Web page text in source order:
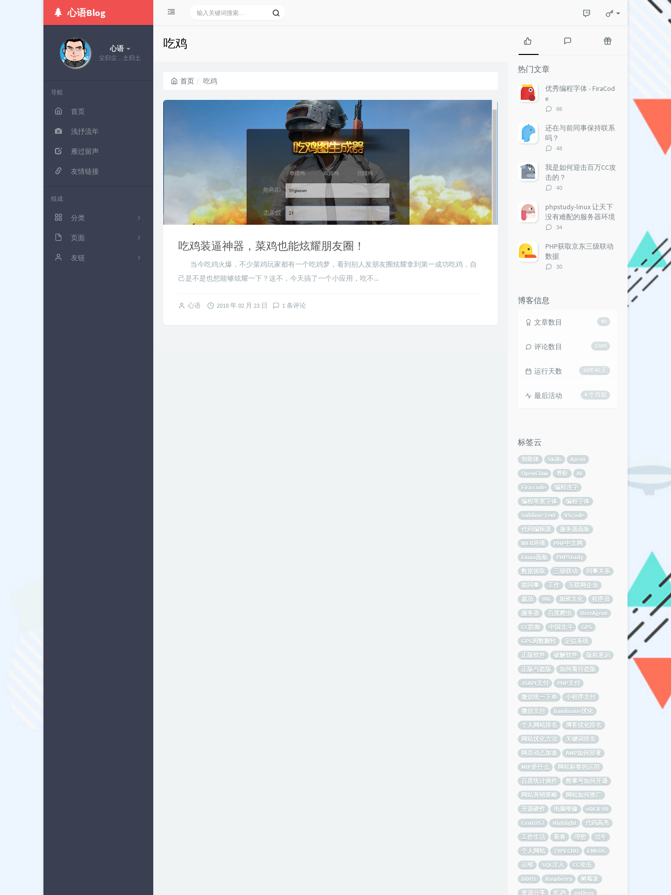
心语Blog
心语
尘归尘，土归土
导航
首页
浅抒流年
雁过留声
友情链接
组成
分类
20
杂七杂八
3
Linux
页面
浅抒流年
友链
吃鸡
首页 吃鸡
吃鸡装逼神器，菜鸡也能炫耀朋友圈！
当今吃鸡火爆，不少菜鸡玩家都有一个吃鸡梦，看到别人发朋友圈炫耀拿到第一成功吃鸡，自
己是不是也想能够炫耀一下？这不，今天搞了一个小应用，吃不...
心语 2018 年 02 月 23 日 1 条评论
热
门
文
章
论
章
热门文章
优秀编程字体 - FiraCod
e
评
数：
66
还在与前同事保持联系
吗？
评
数：
48
我是如何迎击百万CC攻
击的？
评
数：
40
phpstudy-linux 让天下
没有难配的服务器环境
评
数：
34
PHP获取京东三级联动
数据
评
30
博客信息
40
文章数目
1309
评论数目
10年45天
运行天数
4 个月前
最后活动
标签云
智能体 Skills
Agent
OpenClaw
养虾
AI
Fira code
编程连字
编程等宽字体
编程字体
Sublime Text
VScode
代码编辑器
服务器面板
WEB环境
PHP中文网
Linux面板
PHPStudy
数据抓取
三级联动
同事关系
前同事
工作
互联网企业
裁员
996 加班文化
程序员
服务器
百度爬虫
UserAgent
CC防御
中国北斗
GPS
GPS周数翻转
定位系统
正版软件
破解软件
版权意识
正版与盗版
如何看待盗版
JSAPI支付
PHP支付
微信统一下单
小程序支付
微信支付
handsome优化
个人网站排名
博客优化排名
网站优化方法
关键词排名
网页动态加速
AMP如何部署
MIP是什么
网站标签的运用
百度统计插件
熊掌号如何开通
网站营销策略
网站如何推广
开源硬件
电脑维修
eDEX-UI
CentOS7
Highlight
代码高亮
工作生活
新春 理想
过年
个人网站
TYPECHO
EMLOG
运维
SQL注入
CC攻击
DDOS
Raspberry
树莓派
资源分享
吃鸡 python